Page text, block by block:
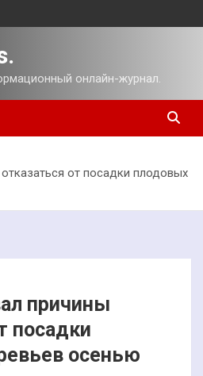
онлайн-журнал.
от посадки плодовых
причины
посадки
осенью